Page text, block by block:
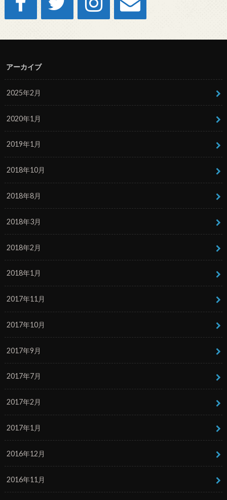
アーカイブ
2025年2月
2020年1月
2019年1月
2018年10月
2018年8月
2018年3月
2018年2月
2018年1月
2017年11月
2017年10月
2017年9月
2017年7月
2017年2月
2017年1月
2016年12月
2016年11月